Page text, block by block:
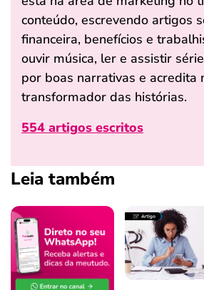
conteúdo, escrevendo artigos
financeira, benefícios e
ouvir música, ler e assistir
por boas narrativas e acredita
transformador das histórias.
554 artigos escritos
Leia também